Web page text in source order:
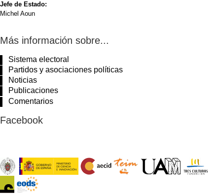
Jefe de Estado:
Michel Aoun
Más información sobre...
Sistema electoral
Partidos y asociaciones políticas
Noticias
Publicaciones
Comentarios
Facebook